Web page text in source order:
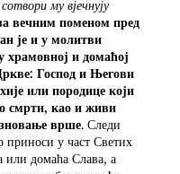
му вјечнују
вечним поменом пред
је и у молитви
храмовној и домаћој
Господ и Његови
или породице који
смрти, као и живи
врше. Следи
приноси у част Светих
или домаћа Слава, а